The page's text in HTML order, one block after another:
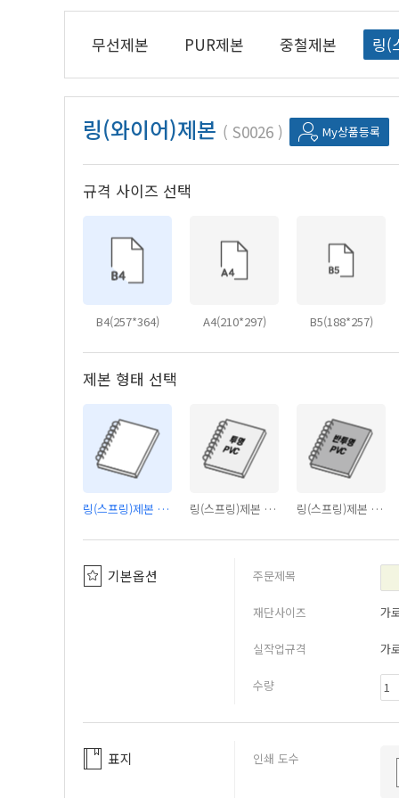
무선제본 PUR제본 중철제본 링(
링(와이어)제본 S0026 My상품등록
규격 사이즈 선택
B4(257*364) A4(210*297) B5(188*257)
제본 형태 선택
링(스프링)제본 - 커버없음 링(스프링)제본 - PVC투명커버 링(스프링)제본 - PVC반투명커버
기본옵션 주문제목
재단사이즈 가
실작업규격 가
수량
표지 인쇄 도수